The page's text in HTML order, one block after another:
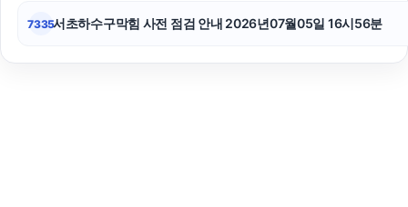
7335서초하수구막힘 사전 점검 안내 2026년07월05일 16시56분